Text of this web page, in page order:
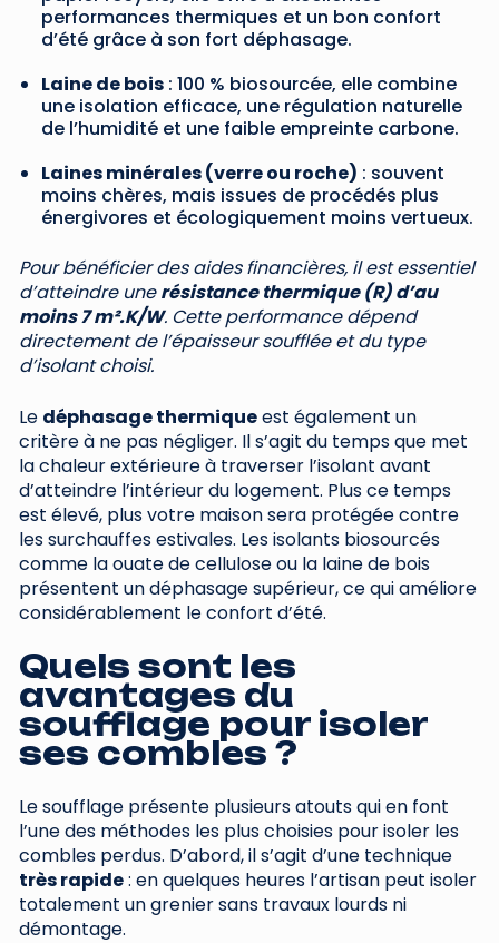
performances thermiques et un bon confort
d’été grâce à son fort déphasage.
Laine de bois : 100 % biosourcée, elle combine
une isolation efficace, une régulation naturelle
de l’humidité et une faible empreinte carbone.
Laines minérales (verre ou roche) : souvent
moins chères, mais issues de procédés plus
énergivores et écologiquement moins vertueux.
Pour bénéficier des aides financières, il est essentiel
d’atteindre unerésistance thermique (R) d’au
moins 7 m².K/W. Cette performance dépend
directement de l’épaisseur soufflée et du type
d’isolant choisi.
Le déphasage thermiqueest également un
critère à ne pas négliger. Il s’agit du temps que met
la chaleur extérieure à traverser l’isolant avant
d’atteindre l’intérieur du logement. Plus ce temps
est élevé, plus votre maison sera protégée contre
les surchauffes estivales. Les isolants biosourcés
comme la ouate de cellulose ou la laine de bois
présentent un déphasage supérieur, ce qui améliore
considérablement le confort d’été.
Quels sont les
avantages du
soufflage pour isoler
ses combles ?
Le soufflage présente plusieurs atouts qui en font
l’une des méthodes les plus choisies pour isoler les
combles perdus. D’abord, il s’agit d’une technique
très rapide: en quelques heures l’artisan peut isoler
totalement un grenier sans travaux lourds ni
démontage.